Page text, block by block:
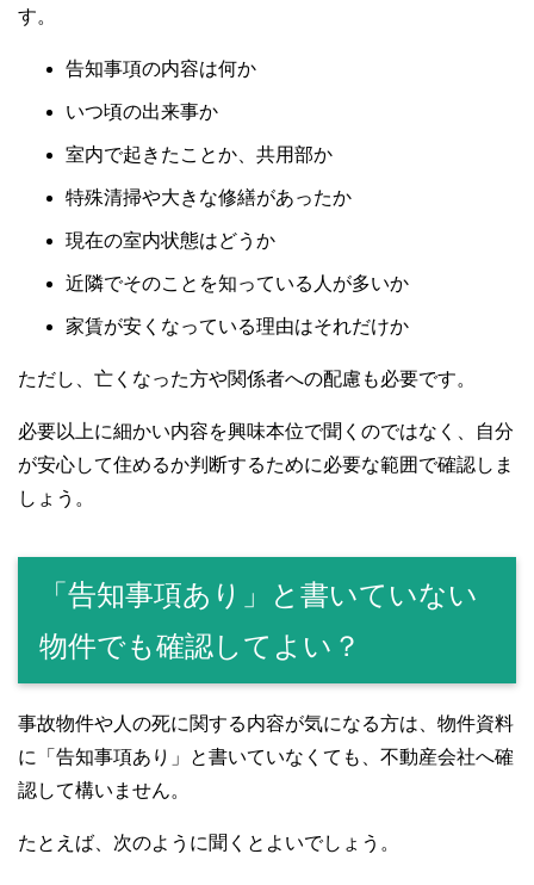
す。
告知事項の内容は何か
いつ頃の出来事か
室内で起きたことか、共用部か
特殊清掃や大きな修繕があったか
現在の室内状態はどうか
近隣でそのことを知っている人が多いか
家賃が安くなっている理由はそれだけか
ただし、亡くなった方や関係者への配慮も必要です。
必要以上に細かい内容を興味本位で聞くのではなく、自分
が安心して住めるか判断するために必要な範囲で確認しま
しょう。
「告知事項あり」と書いていない
物件でも確認してよい？
事故物件や人の死に関する内容が気になる方は、物件資料
に「告知事項あり」と書いていなくても、不動産会社へ確
認して構いません。
たとえば、次のように聞くとよいでしょう。